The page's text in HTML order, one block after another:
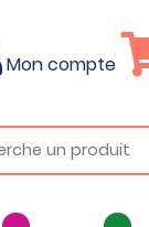
Mon compte